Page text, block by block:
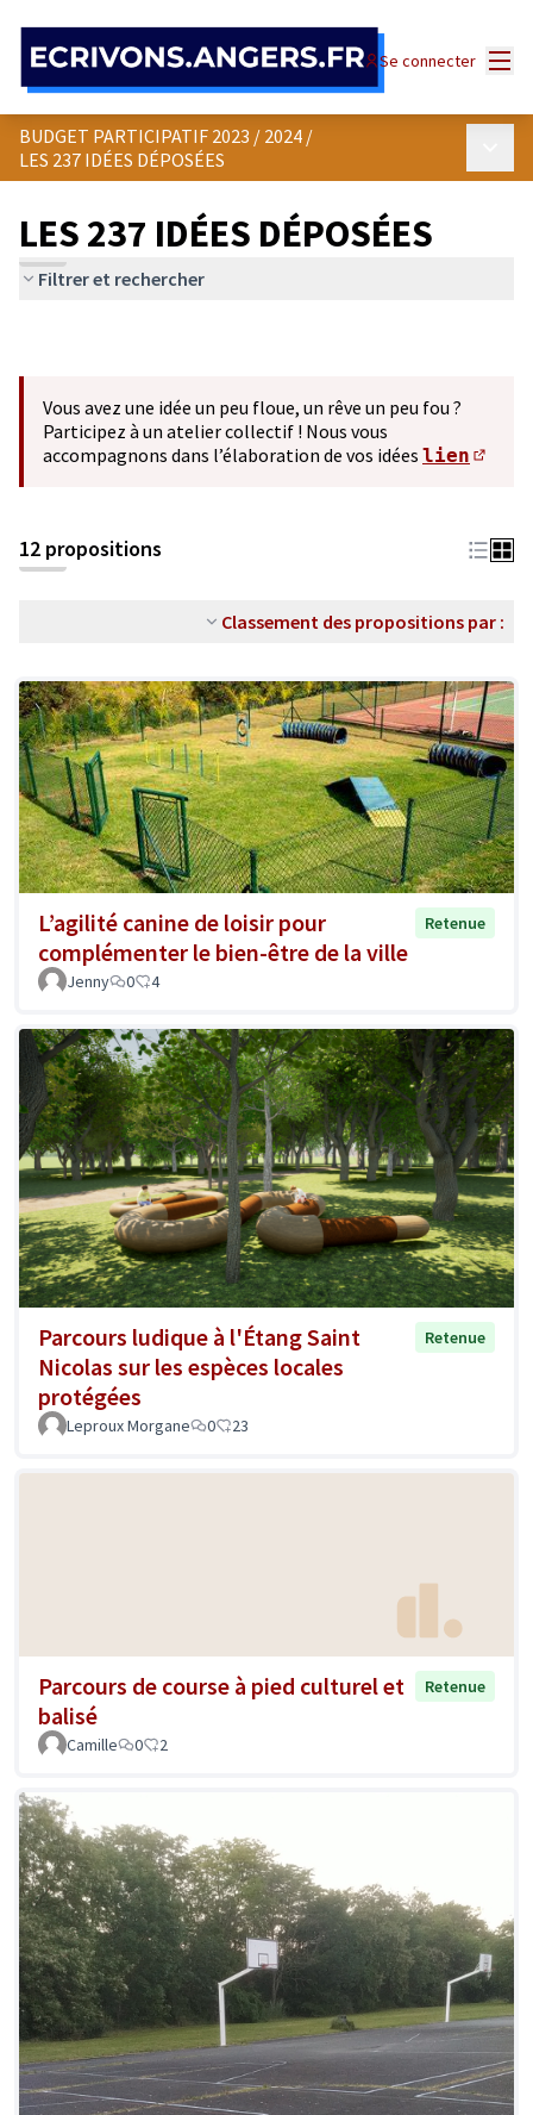
Se connecter
BUDGET PARTICIPATIF 2023 / 2024 /
LES 237 IDÉES DÉPOSÉES
LES 237 IDÉES DÉPOSÉES
Filtrer et rechercher
Vous avez une idée un peu floue, un rêve un peu fou ?
Participez à un atelier collectif ! Nous vous
accompagnons dans l’élaboration de vos idées lien
12 propositions
Classement des propositions par :
L’agilité canine de loisir pour
complémenter le bien-être de la ville
Retenue
Jenny 0 4
Parcours ludique à l'Étang Saint
Nicolas sur les espèces locales
protégées
Retenue
Leproux Morgane 0 23
Parcours de course à pied culturel et
balisé
Retenue
Camille 0 2